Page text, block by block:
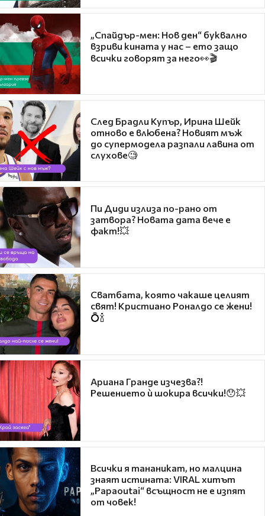
„Спайдър-мен: Нов ден“ буквално
взриви кината у нас – ето защо
всички говорят за него👀🎬
След Брадли Купър, Ирина Шейк
отново е влюбена? Новият мъж
до супермодела разпали лавина от
слухове🧐
Пи Диди излиза по-рано от
затвора? Новата дата вече е
факт!💥
Сватбата, която чакаше целият
свят! Кристиано Роналдо се жени!
💍🍾
Ариана Гранде изчезва?!
Решението ѝ шокира всички!😯💥
Всички я тананикат, но малцина
знаят истината: VIRAL хитът
„Papaoutai“ всъщност не е изпят
от човек!